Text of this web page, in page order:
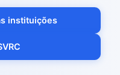
instituições